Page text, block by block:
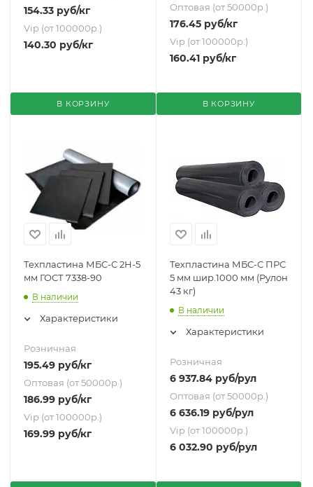
154.33 руб/кг
Vip (от 100000р.)
140.30 руб/кг
В КОРЗИНУ
Оптовая (от 50000р.)
176.45руб/кг
Vip (от 100000р.)
160.41руб/кг
В КОРЗИНУ
Техпластина МБС-С 2Н-5
мм ГОСТ 7338-90
В наличии
Характеристики
Розничная
195.49 руб/кг
Оптовая (от 50000р.)
186.99 руб/кг
Vip (от 100000р.)
169.99 руб/кг
Техпластина МБС-С ПРС
5 мм шир.1000 мм (Рулон
43 кг)
В наличии
Характеристики
Розничная
6 937.84руб/рул
Оптовая (от 50000р.)
6 636.19руб/рул
Vip (от 100000р.)
6 032.90 руб/рул